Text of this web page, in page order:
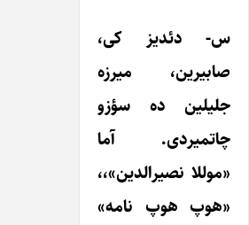
س- دئدیز کی،
صابیرین، میرزه
جلیلین ده سؤزو
چاتمیردی. آما
«موللا نصیرالدین»،،
«هوپ هوپ نامه»